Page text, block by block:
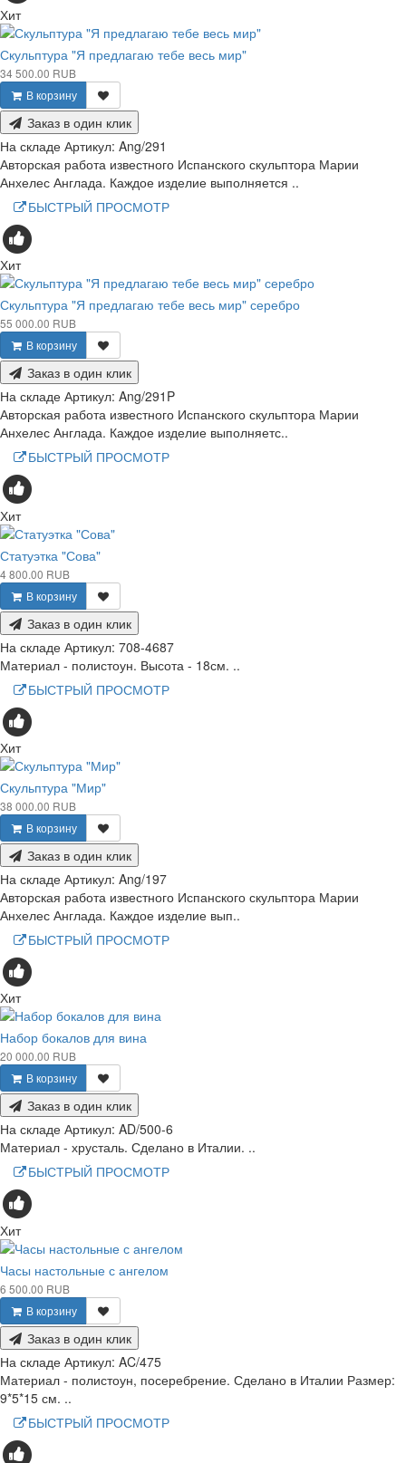
Хит
Скульптура "Я предлагаю тебе весь мир"
34 500.00 RUB
В корзину
Заказ в один клик
На складе Артикул: Ang/291
Авторская работа известного Испанского скульптора Марии
Анхелес Англада. Каждое изделие выполняется ..
БЫСТРЫЙ ПРОСМОТР
Хит
Скульптура "Я предлагаю тебе весь мир" серебро
55 000.00 RUB
В корзину
Заказ в один клик
На складе Артикул: Ang/291P
Авторская работа известного Испанского скульптора Марии
Анхелес Англада. Каждое изделие выполняетс..
БЫСТРЫЙ ПРОСМОТР
Хит
Статуэтка "Сова"
4 800.00 RUB
В корзину
Заказ в один клик
На складе Артикул: 708-4687
Материал - полистоун. Высота - 18см. ..
БЫСТРЫЙ ПРОСМОТР
Хит
Скульптура "Мир"
38 000.00 RUB
В корзину
Заказ в один клик
На складе Артикул: Ang/197
Авторская работа известного Испанского скульптора Марии
Анхелес Англада. Каждое изделие вып..
БЫСТРЫЙ ПРОСМОТР
Хит
Набор бокалов для вина
20 000.00 RUB
В корзину
Заказ в один клик
На складе Артикул: AD/500-6
Материал - хрусталь. Сделано в Италии. ..
БЫСТРЫЙ ПРОСМОТР
Хит
Часы настольные с ангелом
6 500.00 RUB
В корзину
Заказ в один клик
На складе Артикул: AC/475
Материал - полистоун, посеребрение. Сделано в Италии Размер:
9*5*15 см. ..
БЫСТРЫЙ ПРОСМОТР